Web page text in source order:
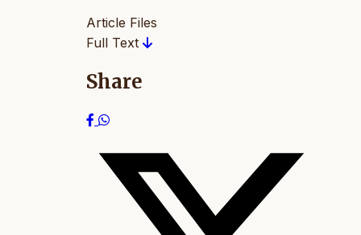
Article Files
Full Text
Share